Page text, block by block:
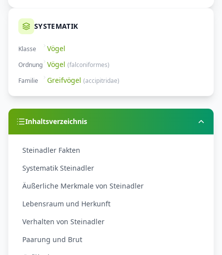
SYSTEMATIK
Klasse Vögel
Ordnung Vögel (falconiformes)
Familie
Greifvögel (accipitridae)
Inhaltsverzeichnis
Steinadler Fakten
Systematik Steinadler
Äußerliche Merkmale von Steinadler
Lebensraum und Herkunft
Verhalten von Steinadler
Paarung und Brut